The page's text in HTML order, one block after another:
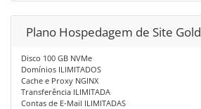
Plano Hospedagem de Site Gold
Disco 100 GB NVMe
Domínios ILIMITADOS
Cache e Proxy NGINX
Transferência ILIMITADA
Contas de E-Mail ILIMITADAS